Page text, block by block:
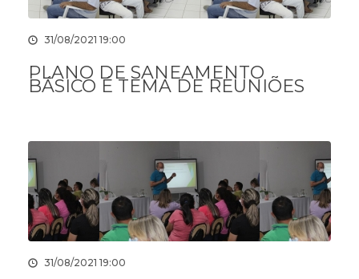
31/08/2021 19:00
PLANO DE SANEAMENTO
BÁSICO É TEMA DE REUNIÕES
31/08/2021 19:00